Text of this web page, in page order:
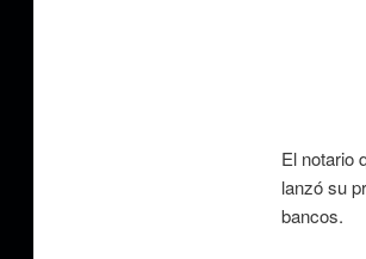
El notario
lanzó su
bancos.